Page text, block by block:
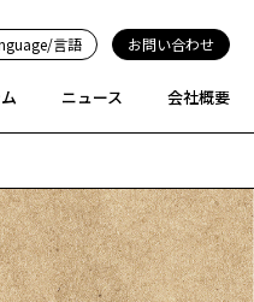
言語 お問い合わせ
ニュース 会社概要